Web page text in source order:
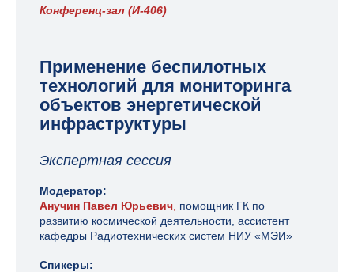
Конференц-зал (И-406)
Применение беспилотных
технологий для мониторинга
объектов энергетической
инфраструктуры
Экспертная сессия
Модератор:
Анучин Павел Юрьевич помощник ГК по
развитию космической деятельности, ассистент
кафедры Радиотехнических систем НИУ «МЭИ»
Спикеры: